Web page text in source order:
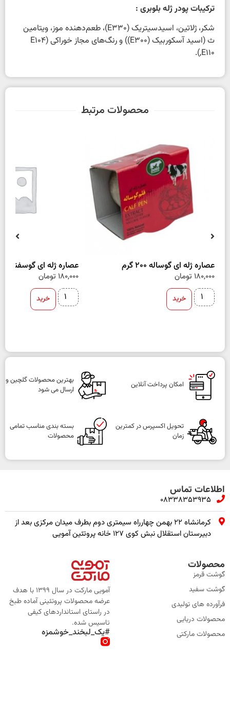
ترکیبات پودر ژله بلوبری :
شکر، ژلاتین، اسیدسیتریک (E330)، طعم‌دهنده موز، ویتامین
ث (اسید آسکوربیک (E300)) و رنگ‌های مجاز خوراکی (E104
,E110).
محصولات مرتبط
عصاره ژله ای گوساله 200 گرم
180,000 تومان
خرید
عصاره ژله ای گوسفند 200 گرم
180,000 تومان
خرید
امکان پرداخت آنلاین
بهترین محصولات گلچین و
ارسال می شود
تحویل اکسپرس در کمترین
زمان
بسته بندی مناسب تمامی
محصولات
اطلاعات تماس
08338353935
کرمانشاه ۲۲ بهمن چهارراه سیمتری دوم بطرف میدان مرکزی بعد از
دبیرستان استقلال نبش کوی ۱۲۷ خانه پروتئین آمویی
محصولات
گوشت قرمز
گوشت سفید
فرآورده های تولیدی
محصولات دریایی
محصولات مارکتی
آمویی مارکت در سال 1399 با هدف
عرضه محصولات پروتئینی آماده طبخ
در راستای استانداردهای کیفی
تاسیس شده.
#یک_لبخند_خوشمزه